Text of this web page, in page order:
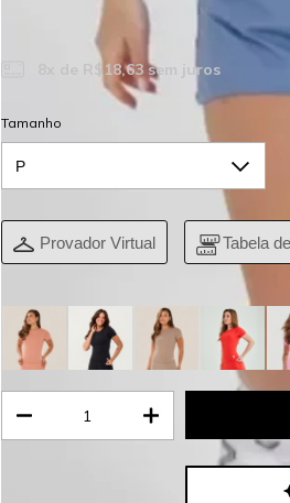
R$134,10 no Pix
R$141,55 no Boleto
R$18,63sem juros
Tamanho
Provador Virtual Tabela